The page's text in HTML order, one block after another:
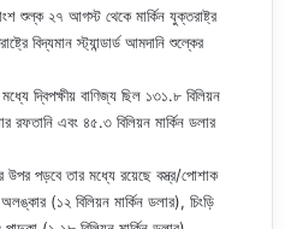
শুল্ক ২৭ আগস্ট থেকে মার্কিন যুক্তরাষ্ট্র
বিদ্যমান স্ট্যান্ডার্ড আমদানি শুল্কের
দ্বিপক্ষীয় বাণিজ্য ছিল ১৩১.৮ বিলিয়ন
রফতানি এবং ৪৫.৩ বিলিয়ন মার্কিন ডলার
পড়বে তার মধ্যে রয়েছে বস্ত্র/পোশাক
(১২ বিলিয়ন মার্কিন ডলার), চিংড়ি